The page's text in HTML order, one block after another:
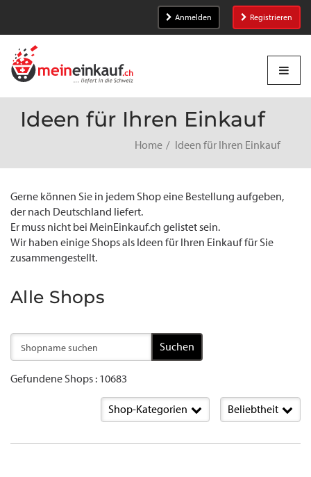
Anmelden Registrieren
Ideen für Ihren Einkauf
Home Ideen für Ihren Einkauf
Gerne können Sie in jedem Shop eine Bestellung aufgeben,
der nach Deutschland liefert.
Er muss nicht bei MeinEinkauf.ch gelistet sein.
Wir haben einige Shops als Ideen für Ihren Einkauf für Sie
zusammengestellt.
Alle Shops
Suchen
Gefundene Shops : 10683
Shop-Kategorien Beliebtheit